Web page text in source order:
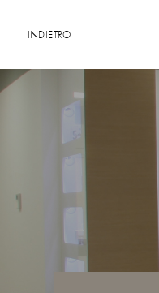
INDIETRO